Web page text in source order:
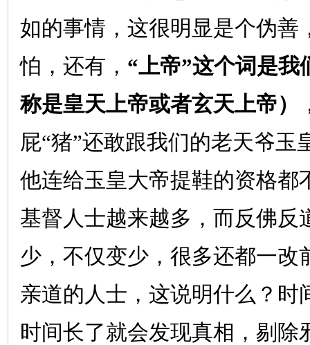
如的事情，这很明显是个伪善
怕，还有， “上帝”这个词是我
称是皇天上帝或者玄天上帝）
屁“猪”还敢跟我们的老天爷玉
他连给玉皇大帝提鞋的资格都
基督人士越来越多，而反佛反
少，不仅变少，很多还都一改
亲道的人士，这说明什么？时
时间长了就会发现真相，剔除